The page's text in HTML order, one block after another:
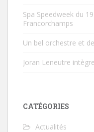
Spa Speedweek du
Francorchamps
Un bel orchestre et
Joran Leneutre
CATÉGORIES
Actualités